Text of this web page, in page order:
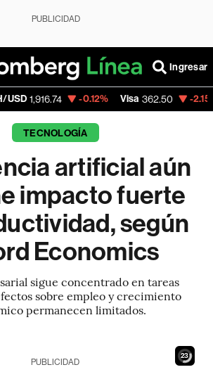
PUBLICIDAD
Ingresar
-0.12% Visa 362.50 -2.15%
TECNOLOGÍA
artificial aún
impacto fuerte
según
Economics
sigue concentrado en tareas
sobre empleo y crecimiento
permanecen limitados.
21
PUBLICIDAD